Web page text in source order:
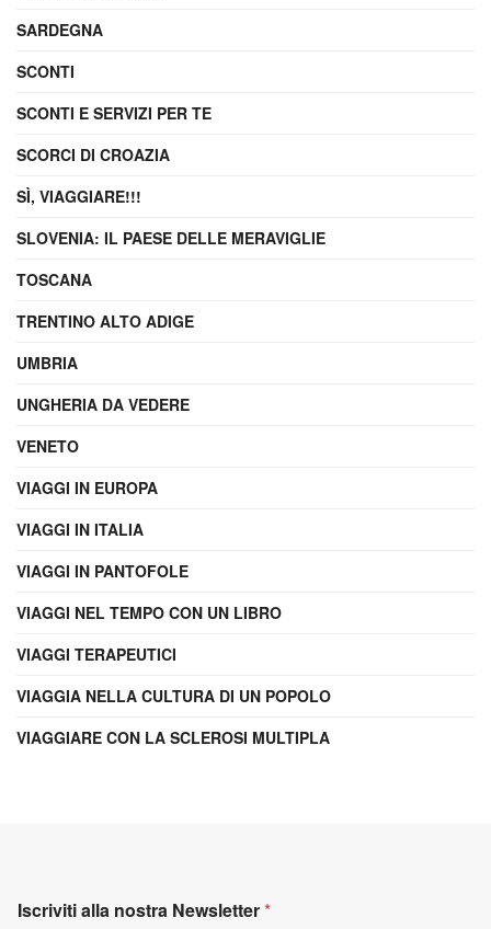
SARDEGNA
SCONTI
SCONTI E SERVIZI PER TE
SCORCI DI CROAZIA
SÌ, VIAGGIARE!!!
SLOVENIA: IL PAESE DELLE MERAVIGLIE
TOSCANA
TRENTINO ALTO ADIGE
UMBRIA
UNGHERIA DA VEDERE
VENETO
VIAGGI IN EUROPA
VIAGGI IN ITALIA
VIAGGI IN PANTOFOLE
VIAGGI NEL TEMPO CON UN LIBRO
VIAGGI TERAPEUTICI
VIAGGIA NELLA CULTURA DI UN POPOLO
VIAGGIARE CON LA SCLEROSI MULTIPLA
Iscriviti alla nostra Newsletter*